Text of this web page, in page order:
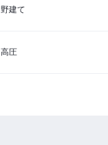
野建て
高圧